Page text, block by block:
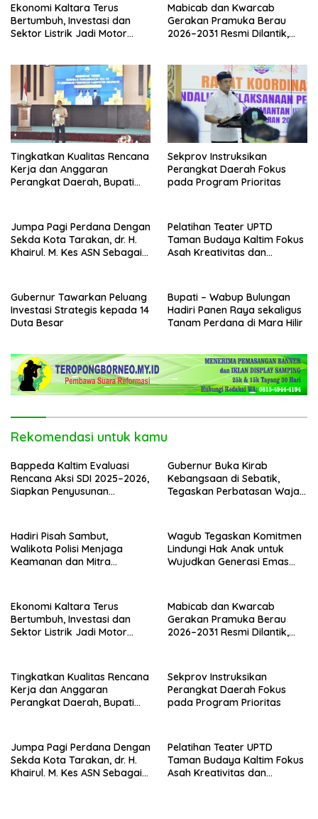
Ekonomi Kaltara Terus
Bertumbuh, Investasi dan
Sektor Listrik Jadi Motor
Mabicab dan Kwarcab
Gerakan Pramuka Berau
2026–2031 Resmi Dilantik,
Tingkatkan Kualitas Rencana
Kerja dan Anggaran
Perangkat Daerah, Bupati
Sekprov Instruksikan
Perangkat Daerah Fokus
pada Program Prioritas
Jumpa Pagi Perdana Dengan
Sekda Kota Tarakan, dr. H.
Khairul. M. Kes ASN Sebagai
Pelatihan Teater UPTD
Taman Budaya Kaltim Fokus
Asah Kreativitas dan
Gubernur Tawarkan Peluang
Investasi Strategis kepada 14
Duta Besar
Bupati – Wabup Bulungan
Hadiri Panen Raya sekaligus
Tanam Perdana di Mara Hilir
Rekomendasi untuk kamu
Bappeda Kaltim Evaluasi
Rencana Aksi SDI 2025–2026,
Siapkan Penyusunan
Gubernur Buka Kirab
Kebangsaan di Sebatik,
Tegaskan Perbatasan Wajah
Hadiri Pisah Sambut,
Walikota Polisi Menjaga
Keamanan dan Mitra
Wagub Tegaskan Komitmen
Lindungi Hak Anak untuk
Wujudkan Generasi Emas
Ekonomi Kaltara Terus
Bertumbuh, Investasi dan
Sektor Listrik Jadi Motor
Mabicab dan Kwarcab
Gerakan Pramuka Berau
2026–2031 Resmi Dilantik,
Tingkatkan Kualitas Rencana
Kerja dan Anggaran
Perangkat Daerah, Bupati
Sekprov Instruksikan
Perangkat Daerah Fokus
pada Program Prioritas
Jumpa Pagi Perdana Dengan
Sekda Kota Tarakan, dr. H.
Khairul. M. Kes ASN Sebagai
Pelatihan Teater UPTD
Taman Budaya Kaltim Fokus
Asah Kreativitas dan